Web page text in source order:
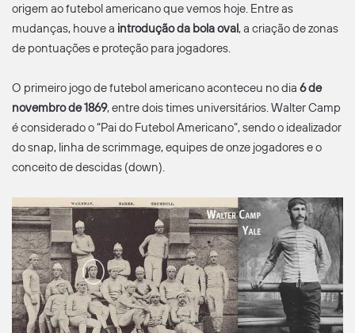
origem ao futebol americano que vemos hoje. Entre as
mudanças, houve a introdução da bola oval, a criação de zonas
de pontuações e proteção para jogadores.
O primeiro jogo de futebol americano aconteceu no dia 6 de
novembro de 1869, entre dois times universitários. Walter Camp
é considerado o “Pai do Futebol Americano”, sendo o idealizador
do snap, linha de scrimmage, equipes de onze jogadores e o
conceito de descidas (down).